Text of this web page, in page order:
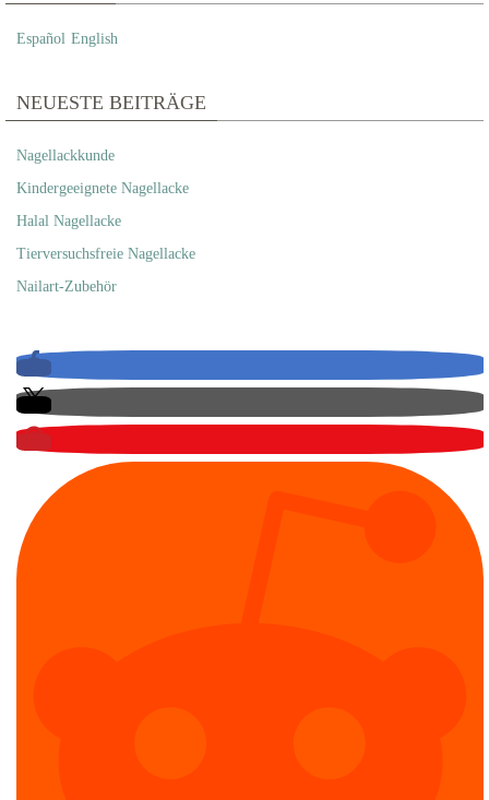
Español English
NEUESTE BEITRÄGE
Nagellackkunde
Kindergeeignete Nagellacke
Halal Nagellacke
Tierversuchsfreie Nagellacke
Nailart-Zubehör